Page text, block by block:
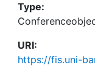
Type:
URI:
https://fis.uni-